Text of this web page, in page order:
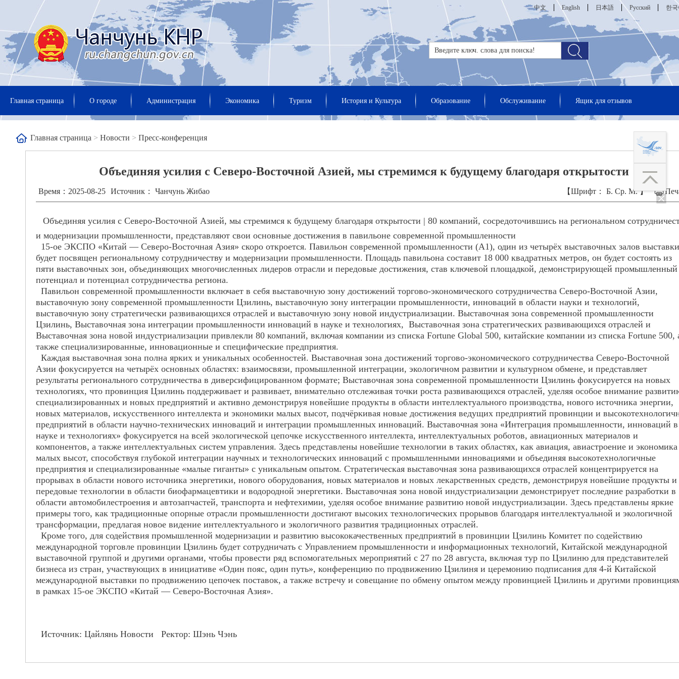
한
Русский
日本語
English
中文
Главная страница О городе Администрация Экономика Туризм История и Культура Образование Обслуживание Ящик для отзывов
Главная страница > Новости > Пресс-конференция
Объединяя усилия с Северо-Восточной Азией, мы стремимся к будущему благодаря открытости
Время：2025-08-25 Источник： Чанчунь Жибао 【Шрифт： Б. Ср. М.】
Объединяя усилия с Северо-Восточной Азией, мы стремимся к будущему благодаря открытости | 80 компаний, сосредоточившись на региональном
и модернизации промышленности, представляют свои основные достижения в павильоне современной промышленности
15-ое ЭКСПО «Китай — Северо-Восточная Азия» скоро откроется. Павильон современной промышленности (A1), один из четырёх выставочных залов
будет посвящен региональному сотрудничеству и модернизации промышленности. Площадь павильона составит 18 000 квадратных метров, он будет состоять из
пяти выставочных зон, объединяющих многочисленных лидеров отрасли и передовые достижения, став ключевой площадкой, демонстрирующей промышленный
потенциал и потенциал сотрудничества региона.
Павильон современной промышленности включает в себя выставочную зону достижений торгово-экономического сотрудничества Северо-Восточной Азии,
выставочную зону современной промышленности Цзилинь, выставочную зону интеграции промышленности, инноваций в области науки и технологий,
выставочную зону стратегически развивающихся отраслей и выставочную зону новой индустриализации. Выставочная зона современной промышленности
Цзилинь, Выставочная зона интеграции промышленности инноваций в науке и технологиях, Выставочная зона стратегических развивающихся отраслей и
Выставочная зона новой индустриализации привлекли 80 компаний, включая компании из списка Fortune Global 500, китайские компании из списка Fortune 500,
также специализированные, инновационные и специфические предприятия.
Каждая выставочная зона полна ярких и уникальных особенностей. Выставочная зона достижений торгово-экономического сотрудничества Северо-Восточной
Азии фокусируется на четырёх основных областях: взаимосвязи, промышленной интеграции, экологичном развитии и культурном обмене, и представляет
результаты регионального сотрудничества в диверсифицированном формате; Выставочная зона современной промышленности Цзилинь фокусируется на новых
технологиях, что провинция Цзилинь поддерживает и развивает, внимательно отслеживая точки роста развивающихся отраслей, уделяя особое внимание
специализированных и новых предприятий и активно демонстрируя новейшие продукты в области интеллектуального производства, нового источника энергии,
новых материалов, искусственного интеллекта и экономики малых высот, подчёркивая новые достижения ведущих предприятий провинции и
предприятий в области научно-технических инноваций и интеграции промышленных инноваций. Выставочная зона «Интеграция промышленности, инноваций в
науке и технологиях» фокусируется на всей экологической цепочке искусственного интеллекта, интеллектуальных роботов, авиационных материалов и
компонентов, а также интеллектуальных систем управления. Здесь представлены новейшие технологии в таких областях, как авиация, авиастроение и экономика
малых высот, способствуя глубокой интеграции научных и технологических инноваций с промышленными инновациями и объединяя высокотехнологичные
предприятия и специализированные «малые гиганты» с уникальным опытом. Стратегическая выставочная зона развивающихся отраслей концентрируется на
прорывах в области нового источника энергетики, нового оборудования, новых материалов и новых лекарственных средств, демонстрируя новейшие продукты и
передовые технологии в области биофармацевтики и водородной энергетики. Выставочная зона новой индустриализации демонстрирует последние разработки в
области автомобилестроения и автозапчастей, транспорта и нефтехимии, уделяя особое внимание развитию новой индустриализации. Здесь представлены яркие
примеры того, как традиционные опорные отрасли промышленности достигают высоких технологических прорывов благодаря интеллектуальной и экологичной
трансформации, предлагая новое видение интеллектуального и экологичного развития традиционных отраслей.
Кроме того, для содействия промышленной модернизации и развитию высококачественных предприятий в провинции Цзилинь Комитет по содействию
международной торговле провинции Цзилинь будет сотрудничать с Управлением промышленности и информационных технологий, Китайской международной
выставочной группой и другими органами, чтобы провести ряд вспомогательных мероприятий с 27 по 28 августа, включая тур по Цзилиню для представителей
бизнеса из стран, участвующих в инициативе «Один пояс, один путь», конференцию по продвижению Цзилиня и церемонию подписания для 4-й Китайской
международной выставки по продвижению цепочек поставок, а также встречу и совещание по обмену опытом между провинцией Цзилинь и другими
в рамках 15-ое ЭКСПО «Китай — Северо-Восточная Азия».
Источник: Цайлянь Новости Ректор: Шэнь Чэнь